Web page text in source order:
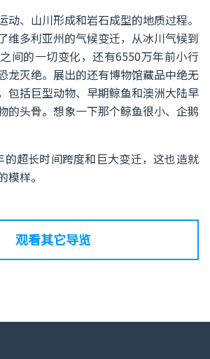
动、山川形成和岩石成型的地质过程。
维多利亚州的气候变迁，从冰川气候到
间的一切变化，还有6550万年前小行
龙灭绝。展出的还有博物馆藏品中绝无
包括巨型动物、早期鲸鱼和澳洲大陆早
的头骨。想象一下那个鲸鱼很小、企鹅
超长时间跨度和巨大变迁，这也造就
样。
观看其它导览